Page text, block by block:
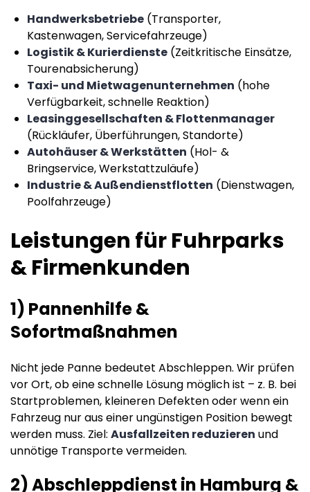
Handwerksbetriebe (Transporter,
Kastenwagen, Servicefahrzeuge)
Logistik & Kurierdienste (Zeitkritische Einsätze,
Tourenabsicherung)
Taxi- und Mietwagenunternehmen (hohe
Verfügbarkeit, schnelle Reaktion)
Leasinggesellschaften & Flottenmanager
(Rückläufer, Überführungen, Standorte)
Autohäuser & Werkstätten (Hol- &
Bringservice, Werkstattzuläufe)
Industrie & Außendienstflotten (Dienstwagen,
Poolfahrzeuge)
Leistungen für Fuhrparks
& Firmenkunden
1) Pannenhilfe &
Sofortmaßnahmen
Nicht jede Panne bedeutet Abschleppen. Wir prüfen
vor Ort, ob eine schnelle Lösung möglich ist – z. B. bei
Startproblemen, kleineren Defekten oder wenn ein
Fahrzeug nur aus einer ungünstigen Position bewegt
werden muss. Ziel:Ausfallzeiten reduzieren und
unnötige Transporte vermeiden.
2) Abschleppdienst in Hamburg &